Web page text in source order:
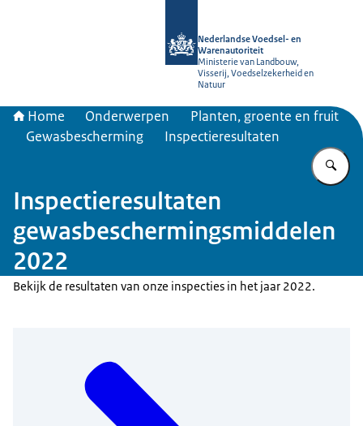
Nederlandse Voedsel- en
Warenautoriteit
Ministerie van Landbouw,
Visserij, Voedselzekerheid en
Natuur
Home Onderwerpen
Planten, groente en fruit
Gewasbescherming
Inspectieresultaten
Inspectieresultaten
gewasbeschermingsmiddelen
2022
Bekijk de resultaten van onze inspecties in het jaar 2022.